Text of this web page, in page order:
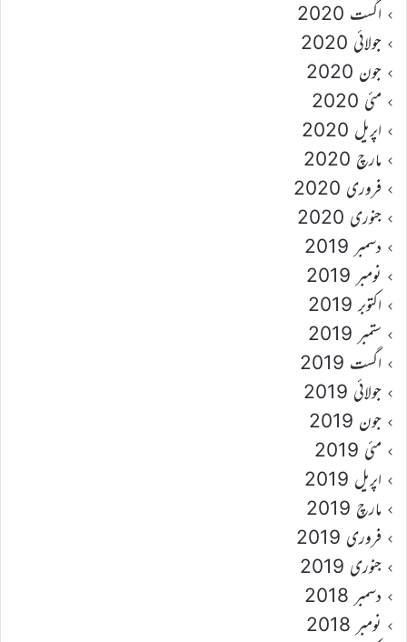
اگست 2020
جولائی 2020
جون 2020
مئی 2020
اپریل 2020
مارچ 2020
فروری 2020
جنوری 2020
دسمبر 2019
نومبر 2019
اکتوبر 2019
ستمبر 2019
اگست 2019
جولائی 2019
جون 2019
مئی 2019
اپریل 2019
مارچ 2019
فروری 2019
جنوری 2019
دسمبر 2018
نومبر 2018